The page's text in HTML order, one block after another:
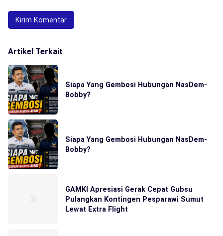
Artikel Terkait
Siapa Yang Gembosi Hubungan NasDem-
Bobby?
Siapa Yang Gembosi Hubungan NasDem-
Bobby?
GAMKI Apresiasi Gerak Cepat Gubsu
Pulangkan Kontingen Pesparawi Sumut
Lewat Extra Flight